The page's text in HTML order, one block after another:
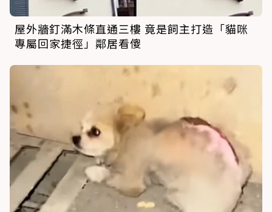
屋外牆釘滿木條直通三樓 竟是飼主打造「貓咪
專屬回家捷徑」鄰居看傻